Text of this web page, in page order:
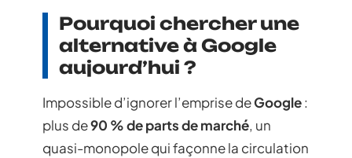
Pourquoi chercher une
alternative à Google
aujourd’hui ?
Impossible d’ignorer l’emprise deGoogle:
plus de90 % de parts de marché, un
quasi-monopole qui façonne la circulation